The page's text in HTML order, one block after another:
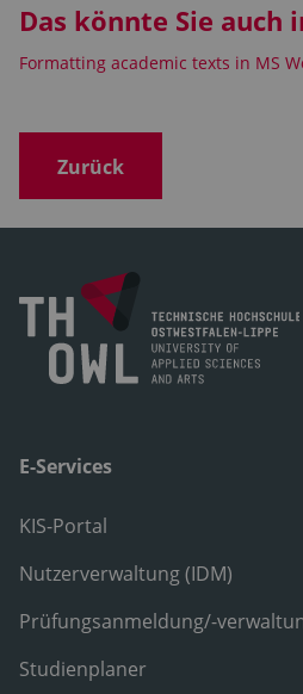
Das könnte Sie auch
Formatting academic texts in MS
Zurück
E-Services
KIS-Portal
Nutzerverwaltung (IDM)
Prüfungsanmeldung/-
Studienplaner